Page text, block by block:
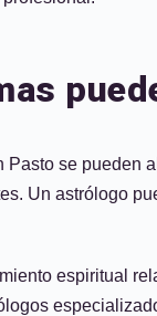
Pasto se pueden
Un astrólogo
espiritual